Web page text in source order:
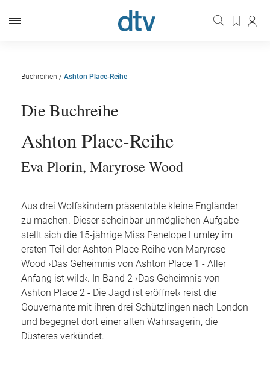
Buchreihen / Ashton Place-Reihe
Die Buchreihe
Ashton Place-Reihe
Eva Plorin, Maryrose Wood
Aus drei Wolfskindern präsentable kleine Engländer
zu machen. Dieser scheinbar unmöglichen Aufgabe
stellt sich die 15-jährige Miss Penelope Lumley im
ersten Teil der Ashton Place-Reihe von Maryrose
Wood ›Das Geheimnis von Ashton Place 1 - Aller
Anfang ist wild‹. In Band 2 ›Das Geheimnis von
Ashton Place 2 - Die Jagd ist eröffnet‹ reist die
Gouvernante mit ihren drei Schützlingen nach London
und begegnet dort einer alten Wahrsagerin, die
Düsteres verkündet.